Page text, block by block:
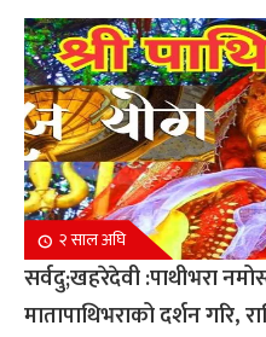
२ साल अघि
सर्वदु;खहरेदेवी :पाथीभरा
मातापाथिभराको दर्शन गरि,